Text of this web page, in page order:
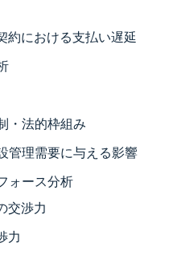
約における支払い遅延
・法的枠組み
管理需要に与える影響
ォース分析
交渉力
力